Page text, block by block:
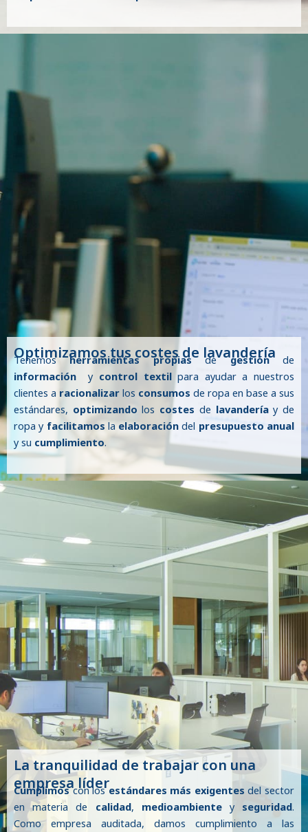
Optimizamos tus costes de lavandería
Tenemosherramientas propiasdegestiónde
informacióny control textilpara ayudar a nuestros
clientes a racionalizar los consumos de ropa en base a sus
estándares, optimizandolos costes de lavanderíay de
ropa y facilitamos laelaboracióndel presupuesto anual
y su cumplimiento.
La tranquilidad de trabajar con una
empresa líder
Cumplimoscon los estándares más exigentesdel sector
en materia de calidad, medioambiente y seguridad.
Como empresa auditada, damos cumplimiento a las